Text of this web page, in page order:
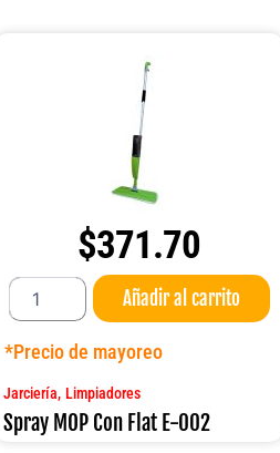
$371.70
Spray
MOP
Con
Flat
002
cantidad
Añadir al carrito
*Precio de mayoreo
Jarciería, Limpiadores
Spray MOP Con Flat E-002